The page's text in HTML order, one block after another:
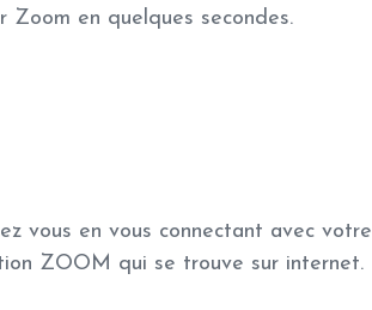
Zoom en quelques secondes.
vous en vous connectant avec votre
ZOOM qui se trouve sur internet.